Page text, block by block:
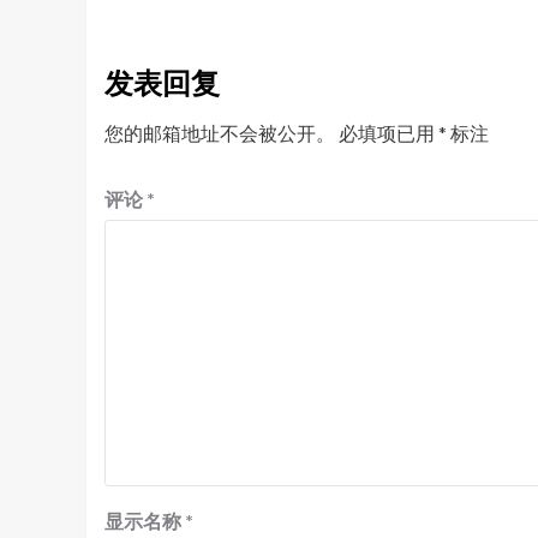
发表回复
您的邮箱地址不会被公开。 必填项已用 * 标注
评论 *
显示名称 *